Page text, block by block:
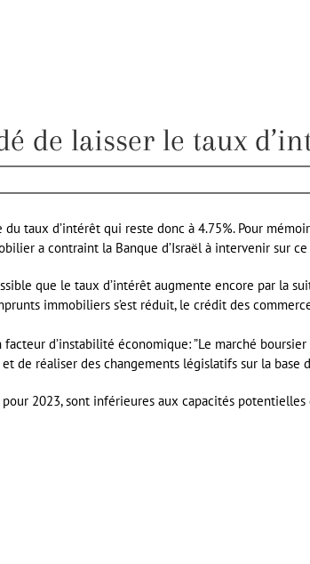
de laisser le taux
taux d’intérêt qui reste donc à 4.75%. Pour
a contraint la Banque d’Israël à intervenir sur
que le taux d’intérêt augmente encore par la
immobiliers s’est réduit, le crédit des
d’instabilité économique: ”Le marché
réaliser des changements législatifs sur la base
2023, sont inférieures aux capacités potentielles